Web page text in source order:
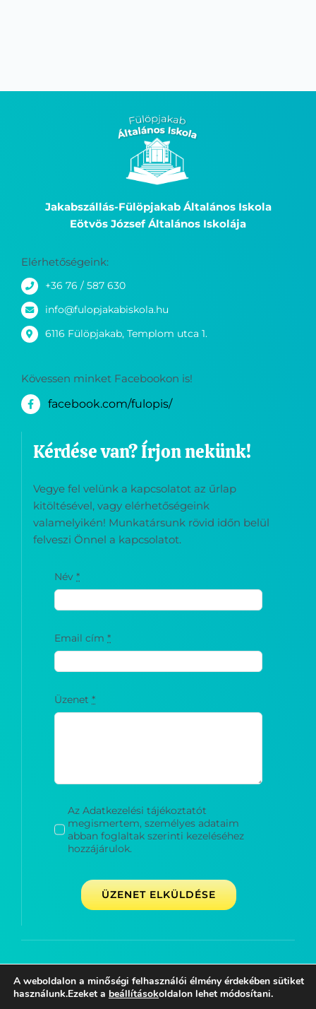
Jakabszállás-Fülöpjakab Általános Iskola
Eötvös József Általános Iskolája
Elérhetőségeink:
info@fulopjakabiskola.hu
6116 Fülöpjakab, Templom utca 1.
facebook.com/fulopis/
Kérdése van? Írjon nekünk!
Vegye fel velünk a kapcsolatot az űrlap
kitöltésével, vagy elérhetőségeink
valamelyikén! Munkatársunk rövid időn belül
felveszi Önnel a kapcsolatot.
Név*
Email cím*
Üzenet*
Az Adatkezelési tájékoztatót
megismertem, személyes adataim
abban foglaltak szerinti kezeléséhez
ÜZENET ELKÜLDÉSE
Minden jog fenntartva © Fülöpjakab Általános Iskola
2020-2026
A weboldalon a minőségi felhasználói élmény érdekében sütiket
használunk.Ezeket a beállításokoldalon lehet módosítani.